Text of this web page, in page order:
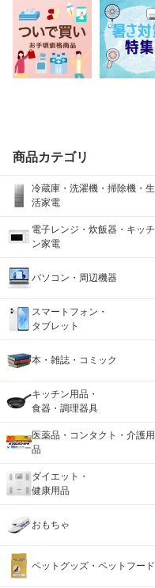
商品カテゴリ
冷蔵庫・洗濯機・掃除機・生
活家電
電子レンジ・炊飯器・キッチ
ン家電
パソコン・周辺機器
スマートフォン・
タブレット
本・雑誌・コミック
キッチン用品・
食器・調理器具
医薬品・コンタクト・介護用
品
ダイエット・
健康用品
おもちゃ
ペットグッズ・ペットフード